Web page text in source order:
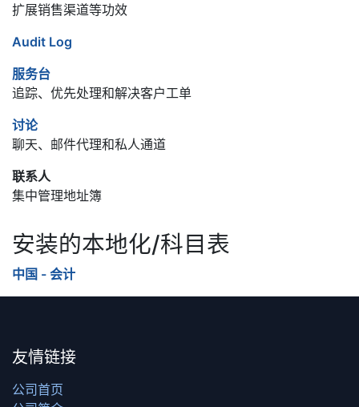
扩展销售渠道等功效
Audit Log
服务台
追踪、优先处理和解决客户工单
讨论
聊天、邮件代理和私人通道
联系人
集中管理地址簿
安装的本地化/科目表
中国 - 会计
友情链接
公司首页